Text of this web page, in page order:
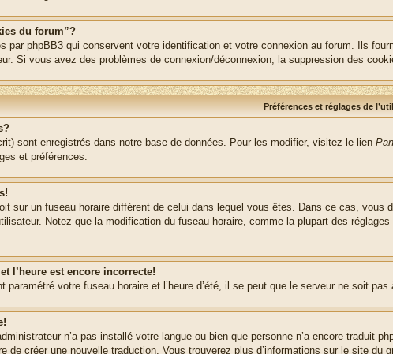
du forum”?
par phpBB3 qui conservent votre identification et votre connexion au forum. Ils
Si vous avez des problèmes de connexion/déconnexion, la suppression des
Préférences et réglages de
sont enregistrés dans notre base de données. Pour les modifier, visitez le lien
et préférences.
sur un fuseau horaire différent de celui dans lequel vous êtes. Dans ce cas,
Notez que la modification du fuseau horaire, comme la plupart des
l’heure est encore incorrecte!
paramétré votre fuseau horaire et l’heure d’été, il se peut que le serveur ne soit pas
n’a pas installé votre langue ou bien que personne n’a encore traduit
de créer une nouvelle traduction. Vous trouverez plus d’informations sur le site du